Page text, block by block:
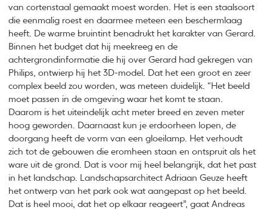
van cortenstaal gemaakt moest worden. Het is een staalsoort
die eenmalig roest en daarmee meteen een beschermlaag
heeft. De warme bruintint benadrukt het karakter van Gerard.
Binnen het budget dat hij meekreeg en de
achtergrondinformatie die hij over Gerard had gekregen van
Philips, ontwierp hij het 3D-model. Dat het een groot en zeer
complex beeld zou worden, was meteen duidelijk. “Het beeld
moet passen in de omgeving waar het komt te staan.
Daarom is het uiteindelijk acht meter breed en zeven meter
hoog geworden. Daarnaast kun je erdoorheen lopen, de
doorgang heeft de vorm van een gloeilamp. Het verhoudt
zich tot de gebouwen die eromheen staan en ontspruit als het
ware uit de grond. Dat is voor mij heel belangrijk, dat het past
in het landschap. Landschapsarchitect Adriaan Geuze heeft
het ontwerp van het park ook wat aangepast op het beeld.
Dat is heel mooi, dat het op elkaar reageert”, gaat Andreas